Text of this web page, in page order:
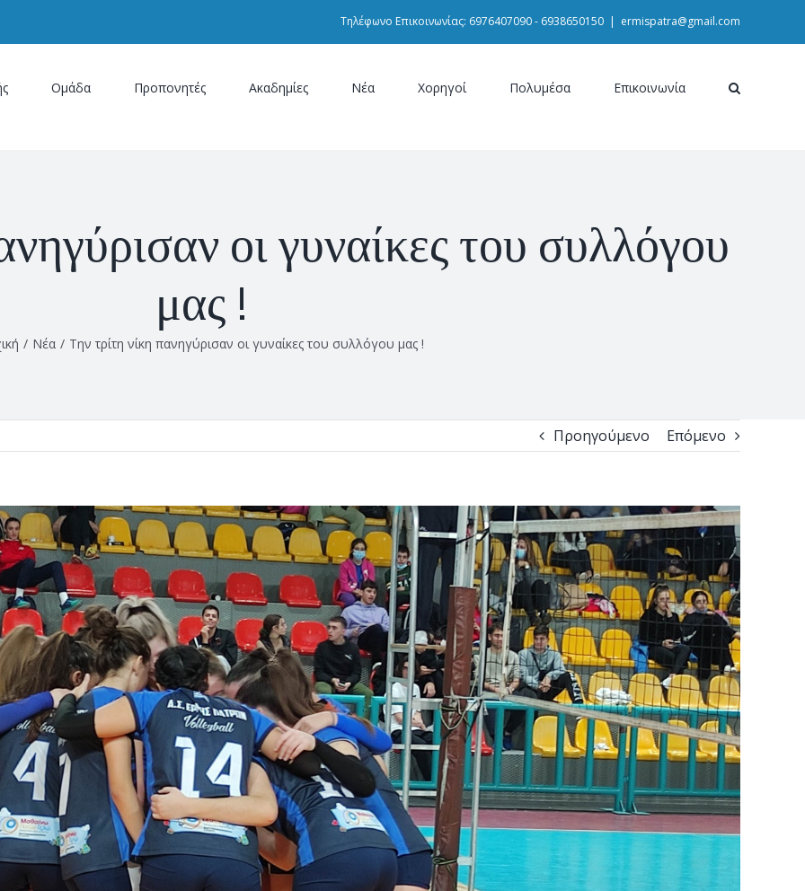
Τηλέφωνο Επικοινωνίας: 6976407090 - 6938650150 | ermispatra@gmail.com
Ομάδα Προπονητές Ακαδημίες Νέα Χορηγοί Πολυμέσα Επικοινωνία
οι γυναίκες του συλλόγου
μας !
/ Νέα / Την τρίτη νίκη πανηγύρισαν οι γυναίκες του συλλόγου μας !
Προηγούμενο Επόμενο